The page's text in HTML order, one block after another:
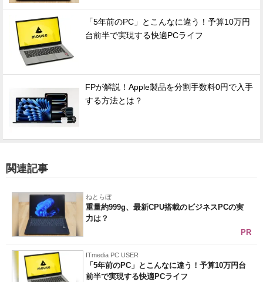
「5年前のPC」とこんなに違う！予算10万円
台前半で実現する快適PCライフ
FPが解説！Apple製品を分割手数料0円で入手
する方法とは？
関連記事
ねとらぼ
重量約999g、最新CPU搭載のビジネスPCの実
力は？
PR
ITmedia PC USER
「5年前のPC」とこんなに違う！予算10万円台
前半で実現する快適PCライフ